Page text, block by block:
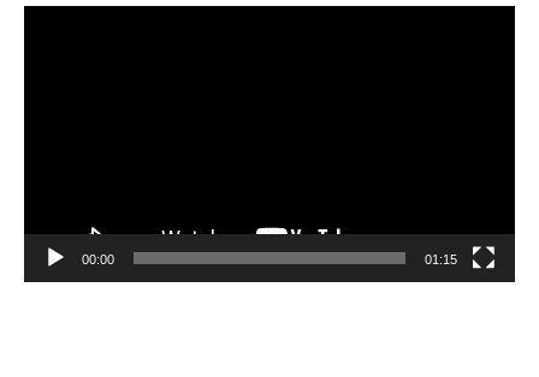
00:00 01:15